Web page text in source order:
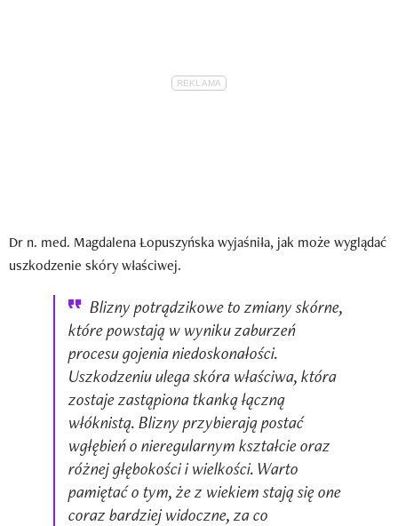
Dr n. med. Magdalena Łopuszyńska wyjaśniła, jak może wyglądać
uszkodzenie skóry właściwej.
Blizny potrądzikowe to zmiany skórne,
które powstają w wyniku zaburzeń
procesu gojenia niedoskonałości.
Uszkodzeniu ulega skóra właściwa, która
zostaje zastąpiona tkanką łączną
włóknistą. Blizny przybierają postać
wgłębień o nieregularnym kształcie oraz
różnej głębokości i wielkości. Warto
pamiętać o tym, że z wiekiem stają się one
coraz bardziej widoczne, za co